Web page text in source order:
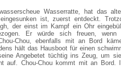
Wasserratte, hat das
ist, zuerst entdeckt.
der einst im Kampf ein Ohr
Er würde sich freuen,
Chou, ebenfalls mit an Bord
hält das Hausboot für einen
Angebetet tüchtig ins Zeug, um
auf. Chou-Chou kommt mit an Bord.